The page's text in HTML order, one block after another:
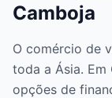
Camboja
O comércio de
toda a Ásia.
opções de